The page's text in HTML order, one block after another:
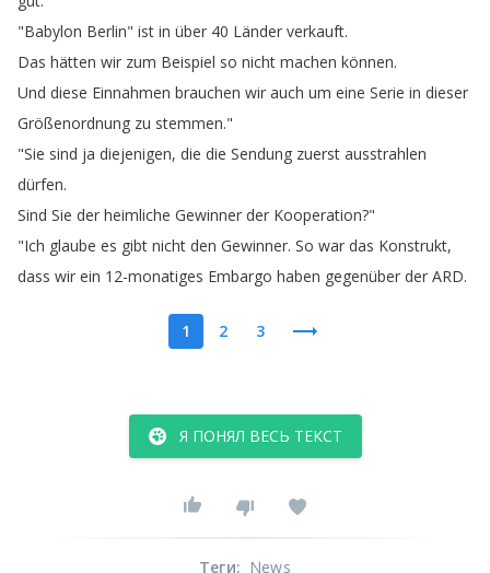
"Babylon Berlin" ist in über 40 Länder verkauft.
Das hätten wir zum Beispiel so nicht machen können.
Und diese Einnahmen brauchen wir auch um eine Serie in dieser
Größenordnung zu stemmen."
"Sie sind ja diejenigen, die die Sendung zuerst ausstrahlen
dürfen.
Sind Sie der heimliche Gewinner der Kooperation?"
"Ich glaube es gibt nicht den Gewinner. So war das Konstrukt,
dass wir ein 12-monatiges Embargo haben gegenüber der ARD.
1 2 3
Я ПОНЯЛ ВЕСЬ ТЕКСТ
Теги: News